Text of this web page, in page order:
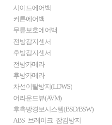
사이드에어백
커튼에어백
무릎보호에어백
전방감지센서
후방감지센서
전방카메라
후방카메라
차선이탈방지(LDWS)
어라운드뷰(AVM)
후측방경보시스템(BSD/BSW)
ABS 브레이크 잠김방지